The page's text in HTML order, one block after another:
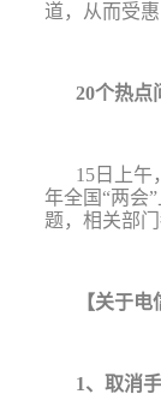
道，从而受
20个热点
15日上午
年全国 “两会”
题，相关部
【关于电
1、取消